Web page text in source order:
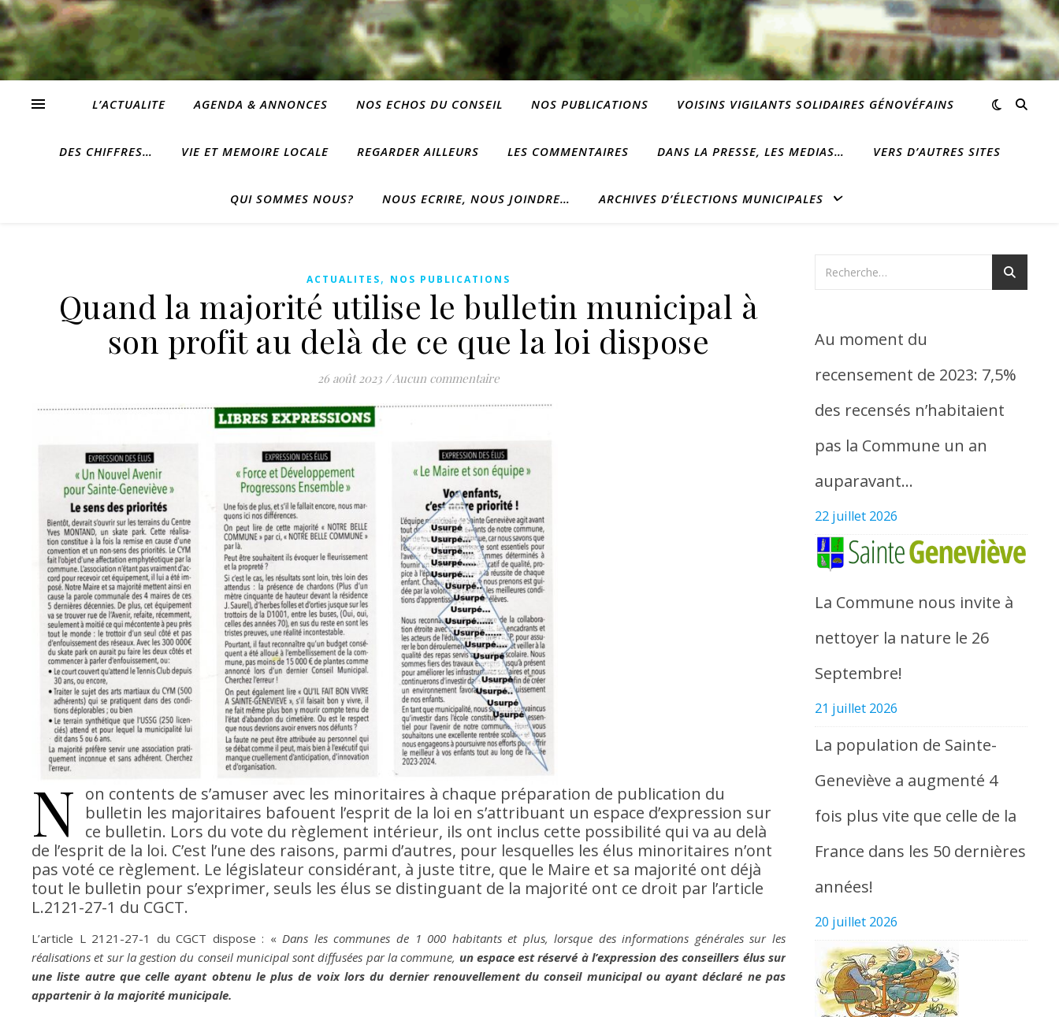
L’ACTUALITE AGENDA & ANNONCES NOS ECHOS DU CONSEIL NOS PUBLICATIONS VOISINS VIGILANTS SOLIDAIRES GÉNOVÉFAINS
DES CHIFFRES… VIE ET MEMOIRE LOCALE REGARDER AILLEURS LES COMMENTAIRES DANS LA PRESSE, LES MEDIAS… VERS D’AUTRES SITES
QUI SOMMES NOUS? NOUS ECRIRE, NOUS JOINDRE… ARCHIVES D’ÉLECTIONS MUNICIPALES
ACTUALITES, NOS PUBLICATIONS
Quand la majorité utilise le bulletin municipal à
son profit au delà de ce que la loi dispose
26 août 2023 /Aucun commentaire
N on contents de s’amuser avec les minoritaires à chaque préparation de publication du
bulletin les majoritaires bafouent l’esprit de la loi en s’attribuant un espace d’expression sur
ce bulletin. Lors du vote du règlement intérieur, ils ont inclus cette possibilité qui va au delà
de l’esprit de la loi. C’est l’une des raisons, parmi d’autres, pour lesquelles les élus minoritaires n’ont
pas voté ce règlement. Le législateur considérant, à juste titre, que le Maire et sa majorité ont déjà
tout le bulletin pour s’exprimer, seuls les élus se distinguant de la majorité ont ce droit par l’article
L.2121-27-1 du CGCT.
L’article L 2121-27-1 du CGCT dispose : «Dans les communes de 1 000 habitants et plus, lorsque des informations générales sur les
réalisations et sur la gestion du conseil municipal sont diffusées par la commune, un espace est réservé à l’expression des conseillers élus sur
une liste autre que celle ayant obtenu le plus de voix lors du dernier renouvellement du conseil municipal ou ayant déclaré ne pas
appartenir à la majorité municipale.
Au moment du
recensement de 2023: 7,5%
des recensés n’habitaient
pas la Commune un an
auparavant…
22 juillet 2026
La Commune nous invite à
nettoyer la nature le 26
Septembre!
21 juillet 2026
La population de Sainte-
Geneviève a augmenté 4
fois plus vite que celle de la
France dans les 50 dernières
années!
20 juillet 2026